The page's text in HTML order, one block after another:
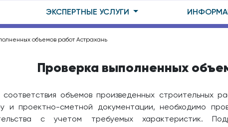
ЭКСПЕРТНЫЕ УСЛУГИ
объемов работ Астрахань
Проверка выполненных
объемов произведенных строительных
и проектно-сметной документации, необходимо
с учетом требуемых характеристик.